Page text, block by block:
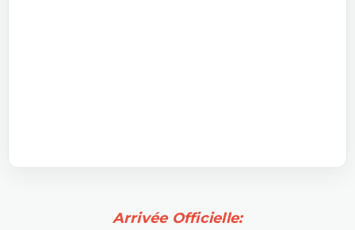
Arrivée Officielle: